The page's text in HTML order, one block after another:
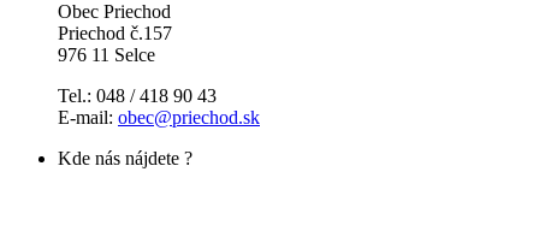
Obec Priechod
Priechod č.157
976 11 Selce
Tel.: 048 / 418 90 43
E-mail: obec@priechod.sk
Kde nás nájdete ?